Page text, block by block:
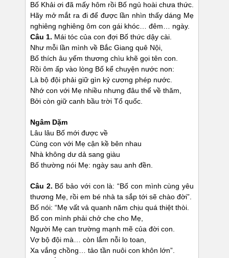
Bố Khải ơi đã mấy hôm rồi Bố ngủ hoài chưa thức.
Hãy mở mắt ra đi để được lần nhìn thấy dáng Mẹ
nghiêng nghiêng ôm con gái khóc… đêm… ngày.
Câu 1. Mái tóc của con đợi Bố thức dậy cài.
Như mỗi lần mình về Bắc Giang quê Nội,
Bố thích âu yếm thương chìu khẽ gọi tên con.
Rồi ôm ấp vào lòng Bố kể chuyện nước non:
Là bộ đội phải giữ gìn kỷ cương phép nước.
Nhớ con với Mẹ nhiều nhưng đâu thể về thăm,
Bởi còn giữ canh bầu trời Tổ quốc.
Ngâm Dặm
Lâu lâu Bố mới được về
Cùng con với Mẹ cận kề bên nhau
Nhà không dư dả sang giàu
Bố thường nói Mẹ: ngày sau anh đền.
Câu 2. Bố bảo với con là: “Bố con mình cùng yêu
thương Mẹ, rồi em bé nhà ta sắp tới sẽ chào đời”.
Bố nói: “Mẹ vất vả quanh năm chịu quá thiệt thòi.
Bố con mình phải chở che cho Mẹ,
Người Mẹ can trường mạnh mẽ của đời con.
Vợ bộ đội mà… còn lắm nỗi lo toan,
Xa vắng chồng… tảo tần nuôi con khôn lớn”.